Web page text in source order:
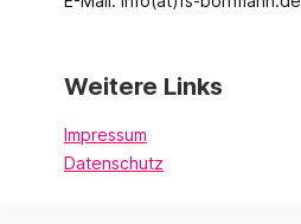
Weitere Links
Impressum
Datenschutz